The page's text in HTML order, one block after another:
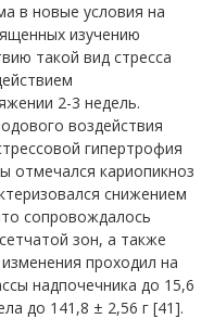
в новые условия на
изучению
такой вид стресса
2-3 недель.
воздействия
гипертрофия
отмечался кариопикноз
снижением
сопровождалось
зон, а также
проходил на
надпочечника до 15,6
до 141,8 ± 2,56 г [41].